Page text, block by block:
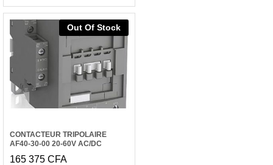
Out Of Stock
CONTACTEUR TRIPOLAIRE
AF40-30-00 20-60V AC/DC
165 375 CFA